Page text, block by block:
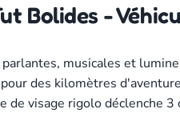
Bolides -
musicales et
des kilomètres
visage rigolo déclenche